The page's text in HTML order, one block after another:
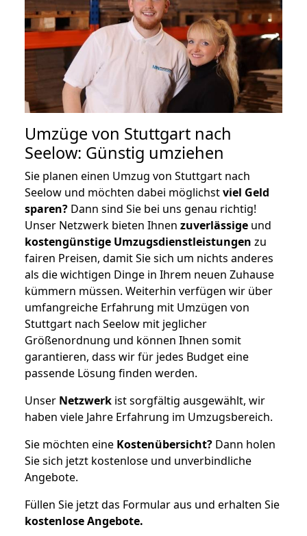
Umzüge von Stuttgart nach
Seelow: Günstig umziehen
Sie planen einen Umzug von Stuttgart nach
Seelow und möchten dabei möglichstviel Geld
sparen? Dann sind Sie bei uns genau richtig!
Unser Netzwerk bieten Ihnen zuverlässige und
kostengünstige Umzugsdienstleistungen zu
fairen Preisen, damit Sie sich um nichts anderes
als die wichtigen Dinge in Ihrem neuen Zuhause
kümmern müssen. Weiterhin verfügen wir über
umfangreiche Erfahrung mit Umzügen von
Stuttgart nach Seelow mit jeglicher
Größenordnung und können Ihnen somit
garantieren, dass wir für jedes Budget eine
passende Lösung finden werden.
Unser Netzwerk ist sorgfältig ausgewählt, wir
haben viele Jahre Erfahrung im Umzugsbereich.
Sie möchten eine Kostenübersicht? Dann holen
Sie sich jetzt kostenlose und unverbindliche
Angebote.
Füllen Sie jetzt das Formular aus und erhalten Sie
kostenloseAngebote.